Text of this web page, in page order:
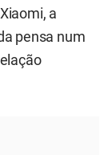
a
pensa num